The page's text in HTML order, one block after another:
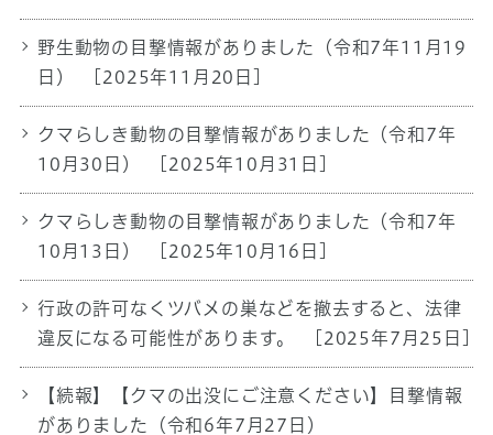
野生動物の目撃情報がありました（令和7年11月19
日）
[2025年11月20日]
クマらしき動物の目撃情報がありました（令和7年
10月30日）
[2025年10月31日]
クマらしき動物の目撃情報がありました（令和7年
10月13日）
[2025年10月16日]
行政の許可なくツバメの巣などを撤去すると、法律
違反になる可能性があります。
[2025年7月25日]
【続報】【クマの出没にご注意ください】目撃情報
がありました（令和6年7月27日）